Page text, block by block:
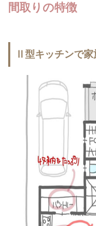
間取りの特徴
Ⅱ型キッチンで家